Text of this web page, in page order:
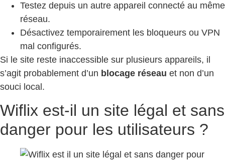
Testez depuis un autre appareil connecté au même
réseau.
Désactivez temporairement les bloqueurs ou VPN
mal configurés.
Si le site reste inaccessible sur plusieurs appareils, il
s’agit probablement d’un blocage réseau et non d’un
souci local.
Wiflix est-il un site légal et sans
danger pour les utilisateurs ?